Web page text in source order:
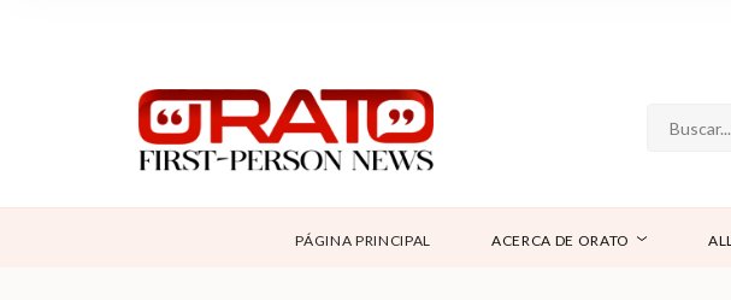
SUPPORT
CONTÁCTANOS
PÁGINA PRINCIPAL ACERCA DE ORATO